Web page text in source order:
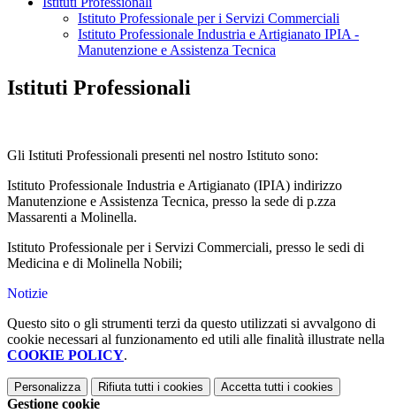
Istituto Professionale per i Servizi Commerciali
Istituto Professionale Industria e Artigianato IPIA -
Manutenzione e Assistenza Tecnica
Istituti Professionali
Gli Istituti Professionali presenti nel nostro Istituto sono:
Istituto Professionale Industria e Artigianato (IPIA) indirizzo
Manutenzione e Assistenza Tecnica, presso la sede di p.zza
Massarenti a Molinella.
Istituto Professionale per i Servizi Commerciali, presso le sedi di
Medicina e di Molinella Nobili;
Notizie
Questo sito o gli strumenti terzi da questo utilizzati si avvalgono di
cookie necessari al funzionamento ed utili alle finalità illustrate nella
COOKIE POLICY.
Personalizza Rifiuta tutti i cookies Accetta tutti i cookies
Gestione cookie